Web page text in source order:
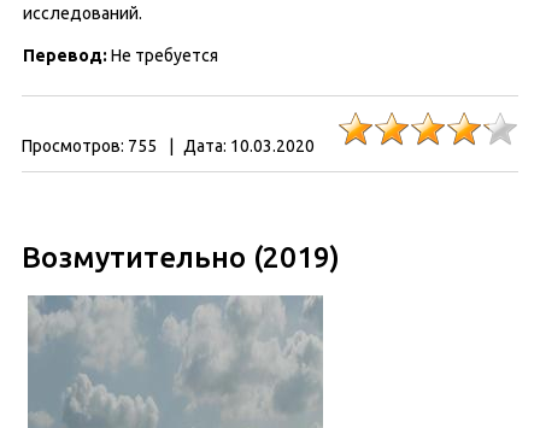
исследований.
Перевод: Не требуется
Просмотров: 755 Дата: 10.03.2020
Возмутительно (2019)